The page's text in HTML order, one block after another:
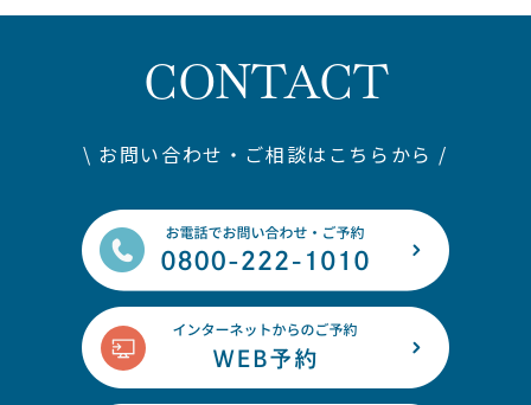
CONTACT
\ お問い合わせ・ご相談はこちらから /